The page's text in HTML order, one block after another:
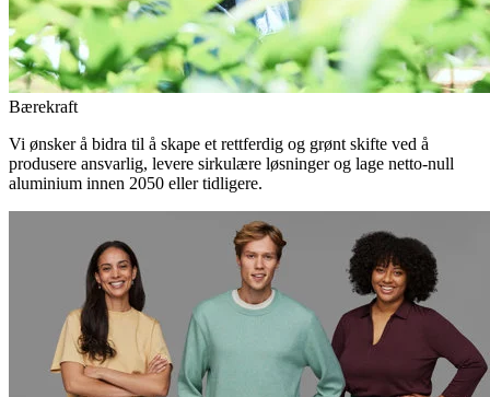
Bærekraft
Vi ønsker å bidra til å skape et rettferdig og grønt skifte ved å
produsere ansvarlig, levere sirkulære løsninger og lage netto-null
aluminium innen 2050 eller tidligere.